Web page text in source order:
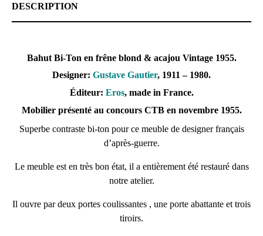
DESCRIPTION
Bahut Bi-Ton en frêne blond & acajou Vintage 1955.
Designer: Gustave Gautier, 1911 – 1980.
Éditeur: Eros, made in France.
Mobilier présenté au concours CTB en novembre 1955.
Superbe contraste bi-ton pour ce meuble de designer français
d’après-guerre.
Le meuble est en très bon état, il a entièrement été restauré dans
notre atelier.
Il ouvre par deux portes coulissantes , une porte abattante et trois
tiroirs.